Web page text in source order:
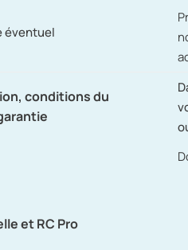
éventuel
conditions du
et RC Pro